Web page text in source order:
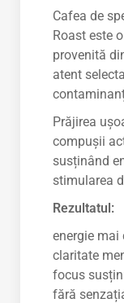
Cafea de
Roast este
provenită
atent
Prăjirea
compușii
susținând
stimularea
Rezultatul:
energie mai
claritate
focus
fără